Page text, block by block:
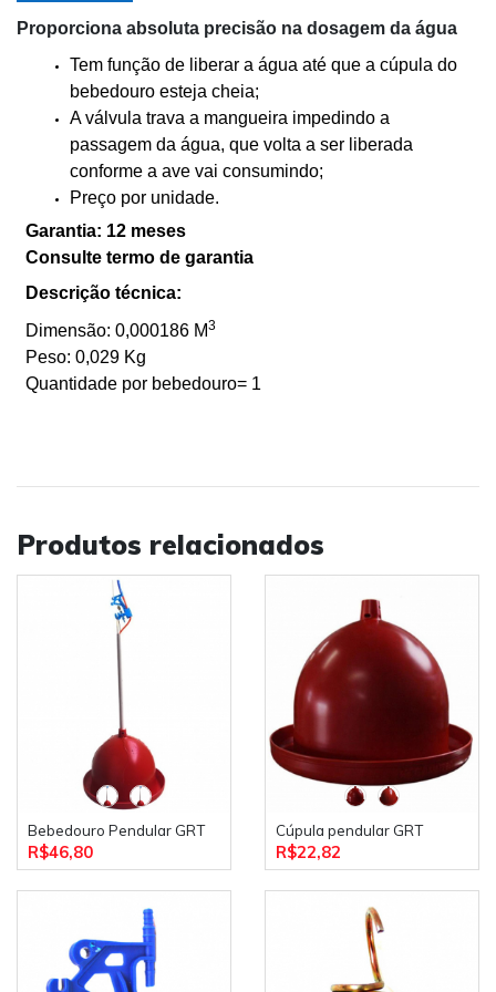
Proporciona absoluta precisão na dosagem da água
Tem função de liberar a água até que a cúpula do
bebedouro esteja cheia;
A válvula trava a mangueira impedindo a
passagem da água, que volta a ser liberada
conforme a ave vai consumindo;
Preço por unidade.
Garantia: 12 meses
Consulte termo de garantia
Descrição técnica:
Dimensão: 0,000186 M3
Peso: 0,029 Kg
Quantidade por bebedouro= 1
Produtos relacionados
Bebedouro Pendular GRT
R$46,80
Cúpula pendular GRT
R$22,82